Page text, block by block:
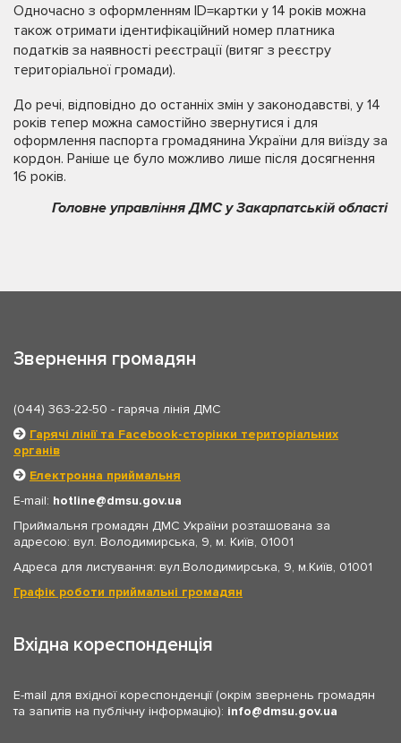
Одночасно з оформленням ID=картки у 14 років можна
також отримати ідентифікаційний номер платника
податків за наявності реєстрації (витяг з реєстру
територіальної громади).
До речі, відповідно до останніх змін у законодавстві, у 14
років тепер можна самостійно звернутися і для
оформлення паспорта громадянина України для виїзду за
кордон. Раніше це було можливо лише після досягнення
16 років.
Головне управління ДМС у Закарпатській області
Звернення громадян
(044) 363-22-50 - гаряча лінія ДМС
Гарячі лінії та Facebook-сторінки територіальних
органів
Електронна приймальня
E-mail: hotline
dmsu.gov.ua
Приймальня громадян ДМС України розташована за
адресою: вул. Володимирська, 9, м. Київ, 01001
Адреса для листування: вул.Володимирська, 9, м.Київ, 01001
Графік роботи приймальні громадян
Вхідна кореспонденція
E-mail для вхідної кореспонденції (окрім звернень громадян
та запитів на публічну інформацію): info dmsu.gov.ua